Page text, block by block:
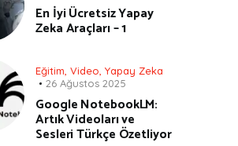
En İyi Ücretsiz Yapay
Zeka Araçları – 1
Eğitim Video Yapay Zeka
26 Ağustos 2025
Google NotebookLM:
Artık Videoları ve
Sesleri Türkçe Özetliyor